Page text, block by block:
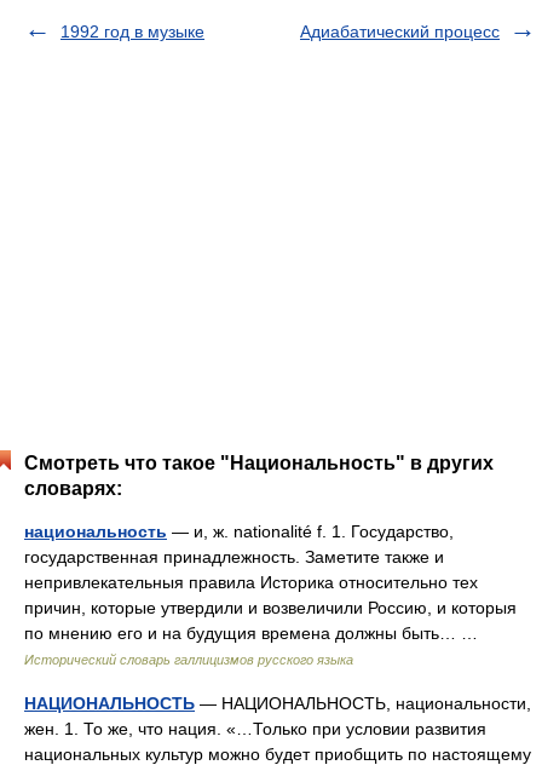
1992 год в музыке Адиабатический процесс
Смотреть что такое "Национальность" в других
словарях:
национальность — и, ж. nationalité f. 1. Государство,
государственная принадлежность. Заметите также и
непривлекательныя правила Историка относительно тех
причин, которые утвердили и возвеличили Россию, и которыя
по мнению его и на будущия времена должны быть… …
Исторический словарь галлицизмов русского языка
НАЦИОНАЛЬНОСТЬ — НАЦИОНАЛЬНОСТЬ, национальности,
жен. 1. То же, что нация. «…Только при условии развития
национальных культур можно будет приобщить по настоящему